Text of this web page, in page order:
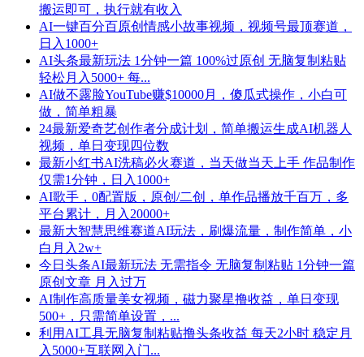
搬运即可，执行就有收入
AI一键百分百原创情感小故事视频，视频号最顶赛道，
日入1000+
AI头条最新玩法 1分钟一篇 100%过原创 无脑复制粘贴
轻松月入5000+ 每...
AI做不露脸YouTube赚$10000月，傻瓜式操作，小白可
做，简单粗暴
24最新爱奇艺创作者分成计划，简单搬运生成AI机器人
视频，单日变现四位数
最新小红书AI洗稿必火赛道，当天做当天上手 作品制作
仅需1分钟，日入1000+
AI歌手，0配置版，原创/二创，单作品播放千百万，多
平台累计，月入20000+
最新大智慧思维赛道AI玩法，刷爆流量，制作简单，小
白月入2w+
今日头条AI最新玩法 无需指令 无脑复制粘贴 1分钟一篇
原创文章 月入过万
AI制作高质量美女视频，磁力聚星撸收益，单日变现
500+，只需简单设置，...
利用AI工具无脑复制粘贴撸头条收益 每天2小时 稳定月
入5000+互联网入门...